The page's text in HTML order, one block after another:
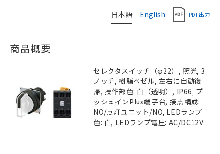
日本語 English PDF出力
商品概要
セレクタスイッチ（φ22）, 照光, 3
ノッチ, 樹脂ベゼル, 左右に自動復
帰, 操作部色: 白（透明）, IP66, プ
ッシュインPlus端子台, 接点構成:
NO/点灯ユニット/NO, LEDランプ
色: 白, LEDランプ電圧: AC/DC12V